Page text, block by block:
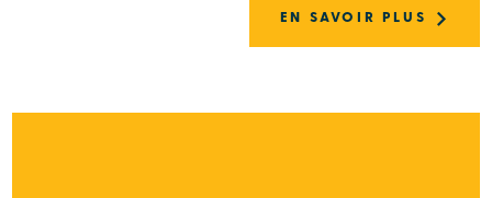
EN SAVOIR PLUS